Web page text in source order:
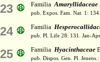
23 FamiliaAmaryllidaceae
pub. Expos. Fam. Nat. 1:
24 Familia
pub. Pl. Life 28: 131. Jan-
25 Familia Hyacinthaceae
pub. Dispos. Gen. Pl.